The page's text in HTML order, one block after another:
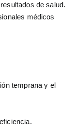
de salud.
médicos
temprana y el